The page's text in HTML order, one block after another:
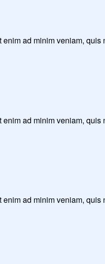
ad minim veniam, quis
ad minim veniam, quis
ad minim veniam, quis